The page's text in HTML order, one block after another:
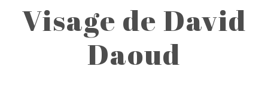
Visage de David
Daoud